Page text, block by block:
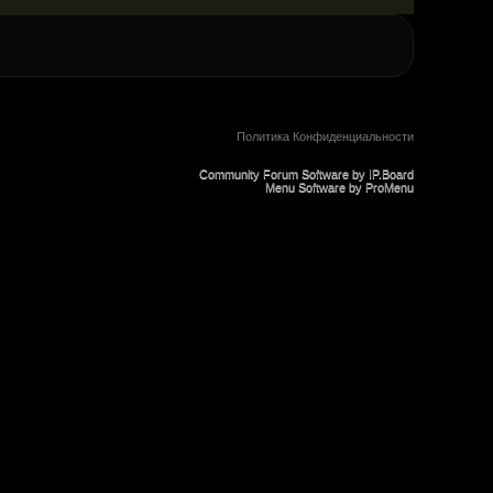
Политика Конфиденциальности
Community Forum Software by IP.Board
Menu Software by ProMenu